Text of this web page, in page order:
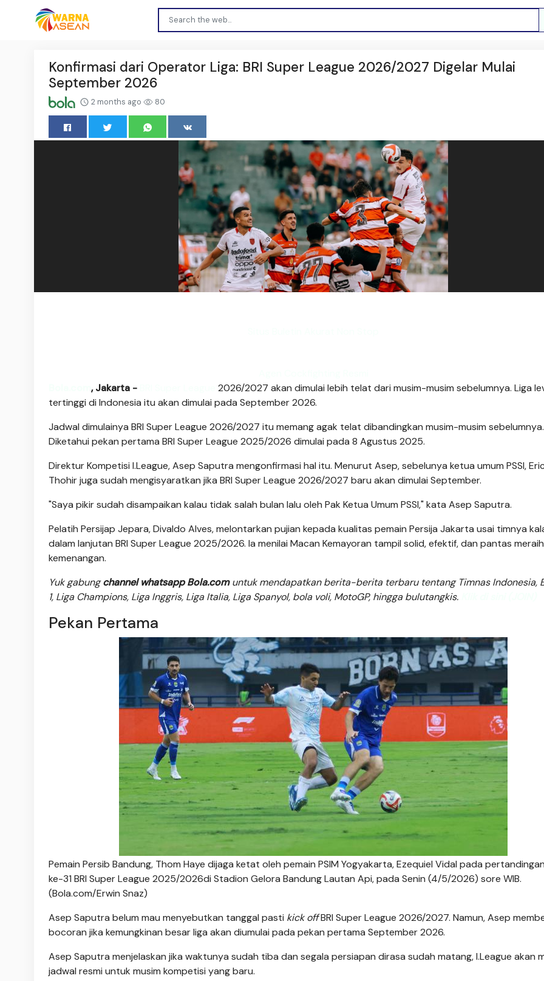
Konfirmasi dari Operator Liga: BRI Super League 2026/2027 Digelar Mulai
September 2026
2 months ago 80
, Jakarta -
2026/2027 akan dimulai lebih telat dari musim-musim sebelumnya. Liga
tertinggi di Indonesia itu akan dimulai pada September 2026.
Jadwal dimulainya BRI Super League 2026/2027 itu memang agak telat dibandingkan musim-musim sebelumnya.
Diketahui pekan pertama BRI Super League 2025/2026 dimulai pada 8 Agustus 2025.
Direktur Kompetisi I.League, Asep Saputra mengonfirmasi hal itu. Menurut Asep, sebelunya ketua umum PSSI,
Thohir juga sudah mengisyaratkan jika BRI Super League 2026/2027 baru akan dimulai September.
"Saya pikir sudah disampaikan kalau tidak salah bulan lalu oleh Pak Ketua Umum PSSI," kata Asep Saputra.
Pelatih Persijap Jepara, Divaldo Alves, melontarkan pujian kepada kualitas pemain Persija Jakarta usai timnya
dalam lanjutan BRI Super League 2025/2026. Ia menilai Macan Kemayoran tampil solid, efektif, dan pantas meraih
kemenangan.
Yuk gabungchannel whatsapp Bola.comuntuk mendapatkan berita-berita terbaru tentang Timnas Indonesia,
1, Liga Champions, Liga Inggris, Liga Italia, Liga Spanyol, bola voli, MotoGP, hingga bulutangkis.
Pekan Pertama
Pemain Persib Bandung, Thom Haye dijaga ketat oleh pemain PSIM Yogyakarta, Ezequiel Vidal pada
ke-31 BRI Super League 2025/2026di Stadion Gelora Bandung Lautan Api, pada Senin (4/5/2026) sore WIB.
(Bola.com/Erwin Snaz)
Asep Saputra belum mau menyebutkan tanggal pasti kick offBRI Super League 2026/2027. Namun, Asep
bocoran jika kemungkinan besar liga akan diumulai pada pekan pertama September 2026.
Asep Saputra menjelaskan jika waktunya sudah tiba dan segala persiapan dirasa sudah matang, I.League akan
jadwal resmi untuk musim kompetisi yang baru.